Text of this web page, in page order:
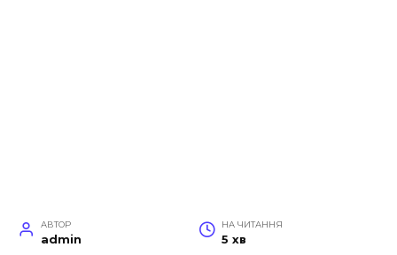
АВТОР
admin
НА ЧИТАННЯ
5 хв